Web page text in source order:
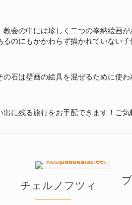
会の中には珍しく二つの奉納絵画
のにもかかわらず描かれていない子
石は壁画の絵具を混ぜるために使わ
に残る旅行をお手配できます！ご気
チェルノフツィ